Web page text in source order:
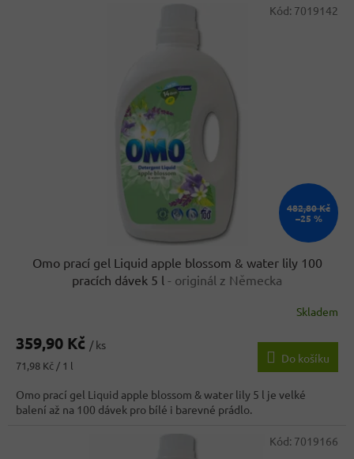
482,80 Kč
–25 %
Omo prací gel Liquid apple blossom & water lily 100
pracích dávek 5 l - originál z Německa
produktu
3,3
z
5
hvězdiček.
Skladem
359,90 Kč / ks
Měrná
71,98 Kč / 1 l
Do košíku
Omo prací gel Liquid apple blossom & water lily 5 l je velké
balení až na 100 dávek pro bílé i barevné prádlo.
Kód: 7019142
Kód: 7019166